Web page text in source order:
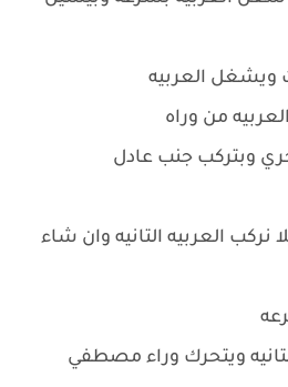
العربيه
من وراه
وبتركب جنب عادل
نركب العربيه التانيه وان شاء
ويتحرك وراء مصطفي